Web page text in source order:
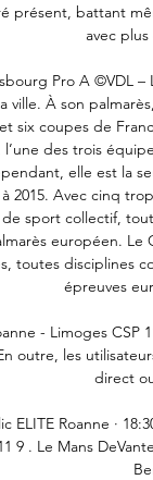
présent, battant
avec
Pro A ©VDL
ville. À son
six coupes de
des trois
elle est la
à 2015. Avec cinq
de sport collectif,
européen. Le
toutes disciplines
épreuves
- Limoges CSP
outre, les
direct
ELITE Roanne ·
9 . Le Mans